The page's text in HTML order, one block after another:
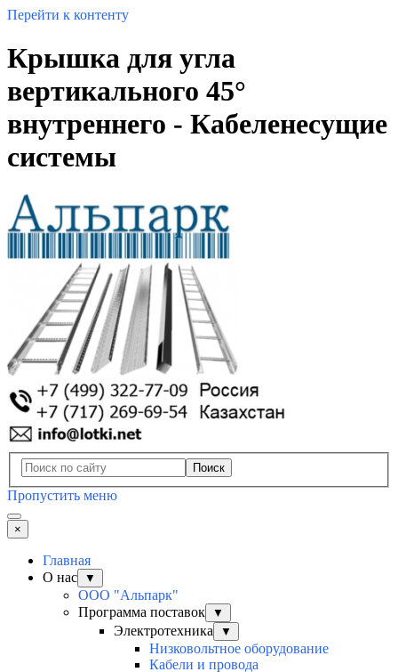
Перейти к контенту
Крышка для угла
вертикального 45°
внутреннего - Кабеленесущие
системы
Поиск
Пропустить меню
×
Главная
О нас
▼
ООО "Альпарк"
Программа поставок
▼
Электротехника ▼
Низковольтное оборудование
Кабели и провода